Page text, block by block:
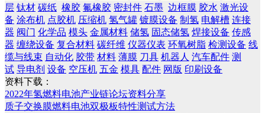
层 钛材 碳纸 橡胶 氟橡胶 密封件 石墨 边框膜 胶水 激光设
备 涂布机 点胶机 压缩机 氢气罐 镀膜设备 制氢 电解槽 连接
器 阀门 化学品 模头 金属材料 储氢 固态储氢 焊接设备 传感
器 缠绕设备 复合材料 碳纤维 仪器仪表 环氧树脂 检测设备 线
缆与线束 自动化 胶带 材料 薄膜 刀具 机器人 汽车配件 测
试 导电剂 设备 空压机 五金 模具 配件 网版 印刷设备
资料下载：
2022年氢燃料电池产业链论坛资料分享
质子交换膜燃料电池双极板特性测试方法